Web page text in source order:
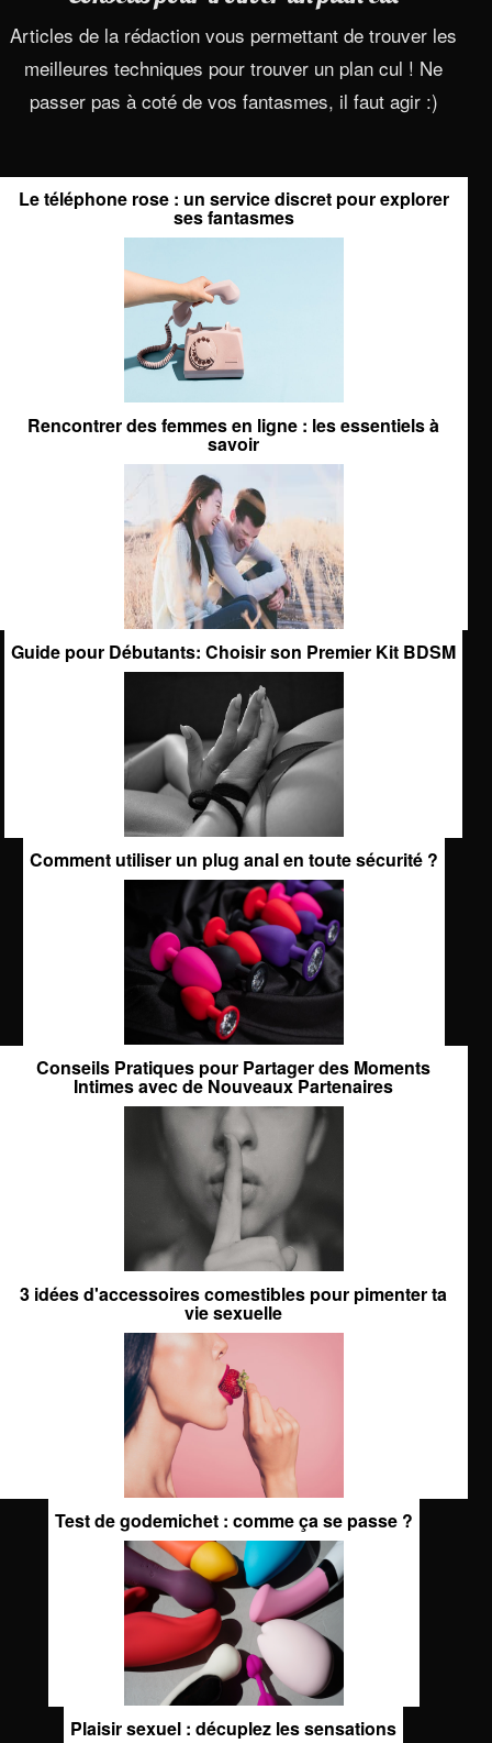
Articles de la rédaction vous permettant de trouver les
meilleures techniques pour trouver un plan cul ! Ne
passer pas à coté de vos fantasmes, il faut agir :)
Le téléphone rose : un service discret pour explorer
ses fantasmes
Rencontrer des femmes en ligne : les essentiels à
savoir
Guide pour Débutants: Choisir son Premier Kit BDSM
Comment utiliser un plug anal en toute sécurité ?
Conseils Pratiques pour Partager des Moments
Intimes avec de Nouveaux Partenaires
3 idées d'accessoires comestibles pour pimenter ta
vie sexuelle
Test de godemichet : comme ça se passe ?
Plaisir sexuel : décuplez les sensations